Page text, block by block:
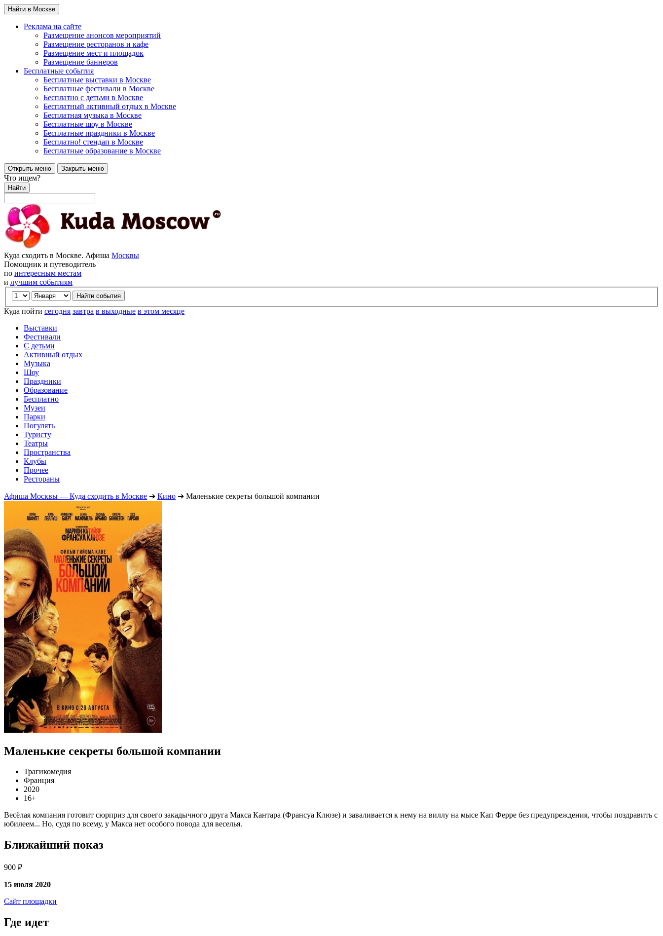
Найти в Москве
Реклама на сайте
Размещение анонсов мероприятий
Размещение ресторанов и кафе
Размещение мест и площадок
Размещение баннеров
Бесплатные события
Бесплатные выставки в Москве
Бесплатные фестивали в Москве
Бесплатно с детьми в Москве
Бесплатный активный отдых в Москве
Бесплатная музыка в Москве
Бесплатные шоу в Москве
Бесплатные праздники в Москве
Бесплатно! стендап в Москве
Бесплатные образование в Москве
Открыть меню Закрыть меню
Что ищем?
Найти
Куда сходить в Москве. Афиша Москвы
Помощник и путеводитель
по интересным местам
и лучшим событиям
Куда пойти сегодня завтра в выходные в этом месяце
Выставки
Фестивали
С детьми
Активный отдых
Музыка
Шоу
Праздники
Образование
Бесплатно
Музеи
Парки
Погулять
Туристу
Театры
Пространства
Клубы
Прочее
Рестораны
Афиша Москвы — Куда сходить в Москве ➔ Кино ➔ Маленькие секреты большой компании
Маленькие секреты большой компании
Трагикомедия
Франция
2020
16+
Весёлая компания готовит сюрприз для своего закадычного друга Макса Кантара (Франсуа Клюзе) и заваливается к нему на виллу на мысе Кап Ферре без предупреждения, чтобы поздравить с
юбилеем... Но, судя по всему, у Макса нет особого повода для веселья.
Ближайший показ
900 ₽
15 июля 2020
Сайт площадки
Где идет